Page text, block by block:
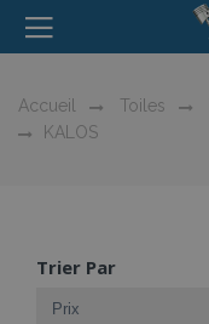
Accueil Toiles
KALOS
Trier Par